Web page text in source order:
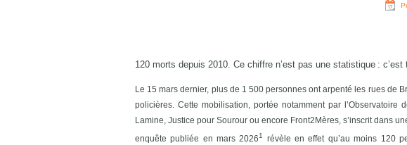
120 morts depuis 2010. Ce chiffre n’est pas une statistique :
Le 15 mars dernier, plus de 1 500 personnes ont arpenté les rues de
policières. Cette mobilisation, portée notamment par
Lamine, Justice pour Sourour ou encore Front2Mères, s’inscrit dans
enquête publiée en mars 20261
révèle en effet qu’au moins 120